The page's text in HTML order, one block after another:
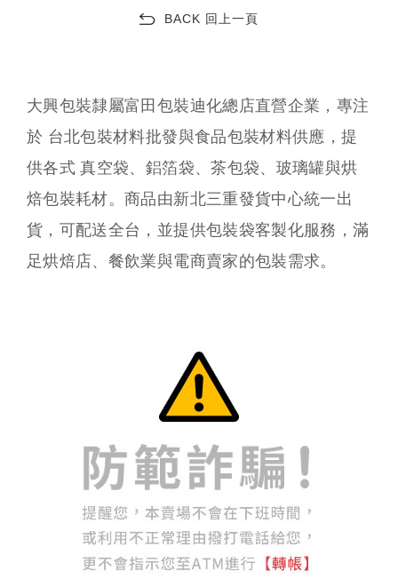
BACK 回上一頁
大興包裝隸屬富田包裝迪化總店直營企業，專注
於 台北包裝材料批發與食品包裝材料供應，提
供各式 真空袋、鋁箔袋、茶包袋、玻璃罐與烘
焙包裝耗材。商品由新北三重發貨中心統一出
貨，可配送全台，並提供包裝袋客製化服務，滿
足烘焙店、餐飲業與電商賣家的包裝需求。